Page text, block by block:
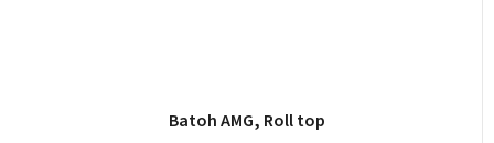
Batoh AMG, Roll top